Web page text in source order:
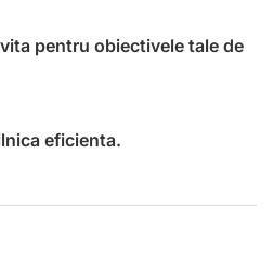
pentru obiectivele tale de
eficienta.